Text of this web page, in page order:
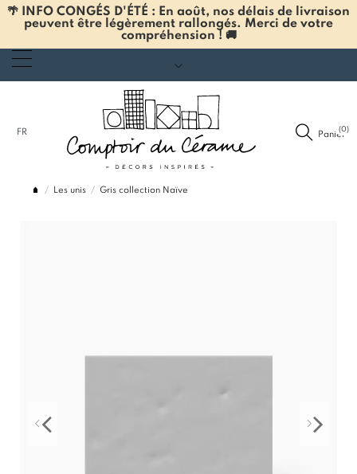
🌴 INFO CONGÉS D'ÉTÉ : En août, nos délais de livraison
peuvent être légèrement rallongés. Merci de votre
compréhension ! 🚚
FR Panier
(0)
Les unis Gris collection Naïve